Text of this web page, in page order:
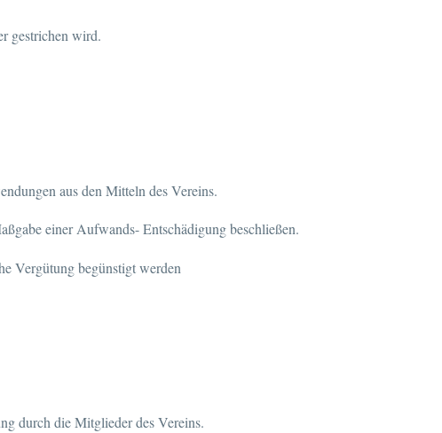
gestrichen wird.
aus den Mitteln des Vereins.
einer Aufwands- Entschädigung beschließen.
Vergütung begünstigt werden
durch die Mitglieder des Vereins.